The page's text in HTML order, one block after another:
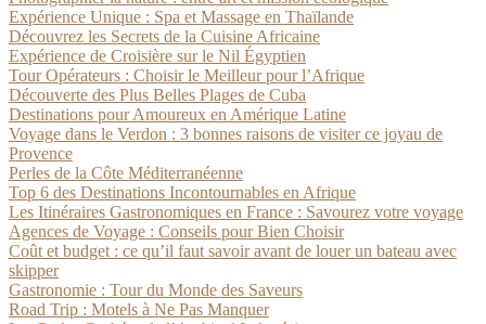
Expérience Unique : Spa et Massage en Thaïlande
Découvrez les Secrets de la Cuisine Africaine
Expérience de Croisière sur le Nil Égyptien
Tour Opérateurs : Choisir le Meilleur pour l’Afrique
Découverte des Plus Belles Plages de Cuba
Destinations pour Amoureux en Amérique Latine
Voyage dans le Verdon : 3 bonnes raisons de visiter ce joyau de
Provence
Perles de la Côte Méditerranéenne
Top 6 des Destinations Incontournables en Afrique
Les Itinéraires Gastronomiques en France : Savourez votre voyage
Agences de Voyage : Conseils pour Bien Choisir
Coût et budget : ce qu’il faut savoir avant de louer un bateau avec
skipper
Gastronomie : Tour du Monde des Saveurs
Road Trip : Motels à Ne Pas Manquer